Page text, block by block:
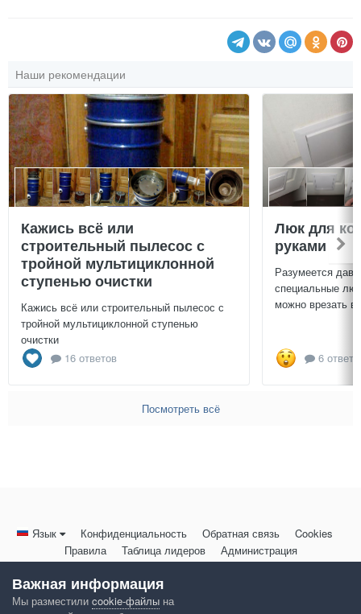
Наши рекомендации
Кажись всё или
строительный пылесос с
тройной мультициклонной
ступенью очистки
Кажись всё или строительный пылесос с
тройной мультициклонной ступенью
очистки
16 ответов
Люк для
руками
Разумеется
специальные
можно врезать
6
Посмотреть всё
Язык Конфиденциальность Обратная связь
Cookies
Правила
Таблица лидеров Администрация
Powered by Invision Community
Важная информация
Мы разместили cookie-файлы на